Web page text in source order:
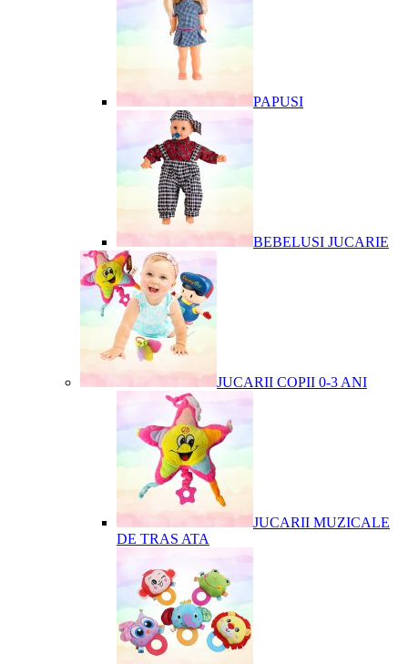
PAPUSI
BEBELUSI JUCARIE
JUCARII COPII 0-3 ANI
JUCARII MUZICALE
DE TRAS ATA